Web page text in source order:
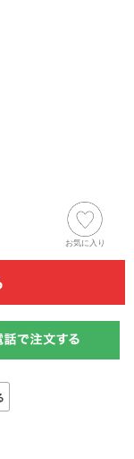
お気に入り